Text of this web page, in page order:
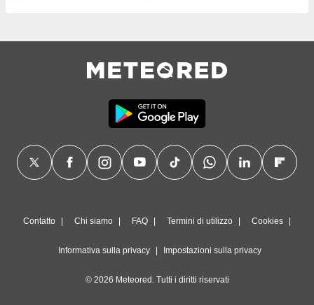
Contatto Chi siamo FAQ Termini di utilizzo Cookies
Informativa sulla privacy Impostazioni sulla privacy
© 2026 Meteored. Tutti i diritti riservati